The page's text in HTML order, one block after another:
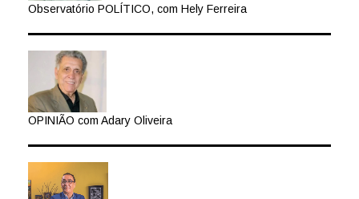
Observatório POLÍTICO, com Hely Ferreira
OPINIÃO com Adary Oliveira